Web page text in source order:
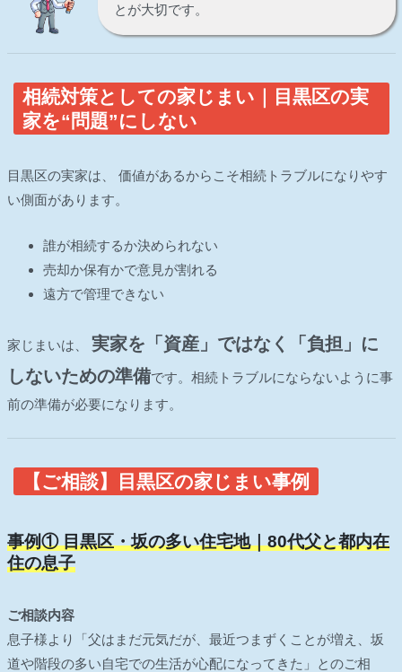
とが大切です。
相続対策としての家じまい｜目黒区の実
家を“問題”にしない
目黒区の実家は、 価値があるからこそ相続トラブルになりやす
い側面があります。
誰が相続するか決められない
売却か保有かで意見が割れる
遠方で管理できない
家じまいは、 実家を「資産」ではなく「負担」に
しないための準備です。相続トラブルにならないように事
前の準備が必要になります。
【ご相談】目黒区の家じまい事例
事例① 目黒区・坂の多い住宅地｜80代父と都内在
住の息子
ご相談内容
息子様より「父はまだ元気だが、最近つまずくことが増え、坂
道や階段の多い自宅での生活が心配になってきた」とのご相